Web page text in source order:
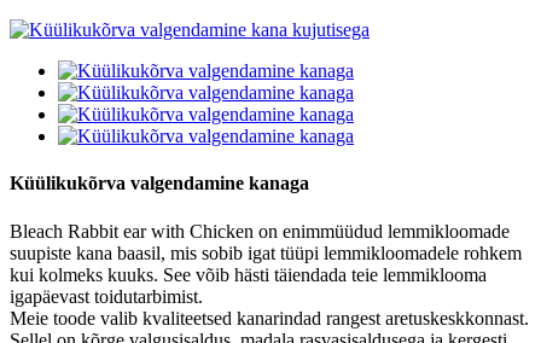
Küülikukõrva valgendamine kanaga
Bleach Rabbit ear with Chicken on enimmüüdud lemmikloomade
suupiste kana baasil, mis sobib igat tüüpi lemmikloomadele rohkem
kui kolmeks kuuks. See võib hästi täiendada teie lemmiklooma
igapäevast toidutarbimist.
Meie toode valib kvaliteetsed kanarindad rangest aretuskeskkonnast.